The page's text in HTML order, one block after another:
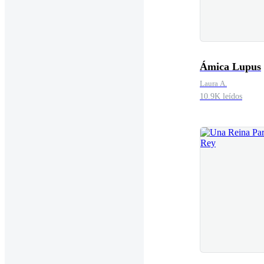
Ámica Lupus
Laura A.
10.9K leídos